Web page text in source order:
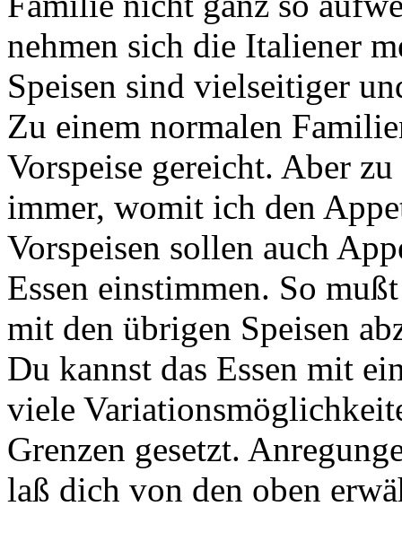
nehmen sich die Italiener
Speisen sind vielseitiger
Zu einem normalen
Vorspeise gereicht. Aber
immer, womit ich den
Vorspeisen sollen auch
Essen einstimmen. So
mit den übrigen Speisen
Du kannst das Essen mit
viele
Grenzen gesetzt.
laß dich von den oben